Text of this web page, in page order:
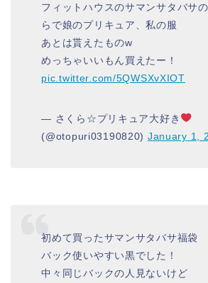
フィットハウスのサマンサタバサ
らで娘のプリキュア、私の服
あとは貰えたものw
めっちゃいいもん買えたー！
pic.twitter.com/5QWSXvXIOT
— さくら☆プリキュア大好き
(@otopuri03190820) January 1,
初めて買ったサマンサタバサ福袋
バック使いやすい黒でした！
中々同じバックの人見ないけど